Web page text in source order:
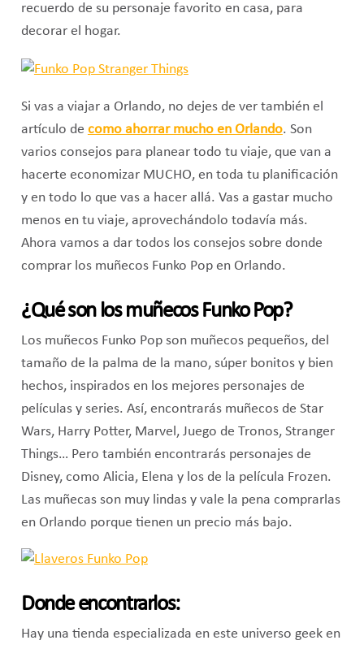
recuerdo de su personaje favorito en casa, para
decorar el hogar.
Si vas a viajar a Orlando, no dejes de ver también el
artículo de como ahorrar mucho en Orlando. Son
varios consejos para planear todo tu viaje, que van a
hacerte economizar MUCHO, en toda tu planificación
y en todo lo que vas a hacer allá. Vas a gastar mucho
menos en tu viaje, aprovechándolo todavía más.
Ahora vamos a dar todos los consejos sobre donde
comprar los muñecos Funko Pop en Orlando.
¿Qué son los muñecos Funko Pop?
Los muñecos Funko Pop son muñecos pequeños, del
tamaño de la palma de la mano, súper bonitos y bien
hechos, inspirados en los mejores personajes de
películas y series. Así, encontrarás muñecos de Star
Wars, Harry Potter, Marvel, Juego de Tronos, Stranger
Things… Pero también encontrarás personajes de
Disney, como Alicia, Elena y los de la película Frozen.
Las muñecas son muy lindas y vale la pena comprarlas
en Orlando porque tienen un precio más bajo.
Donde encontrarlos:
Hay una tienda especializada en este universo geek en